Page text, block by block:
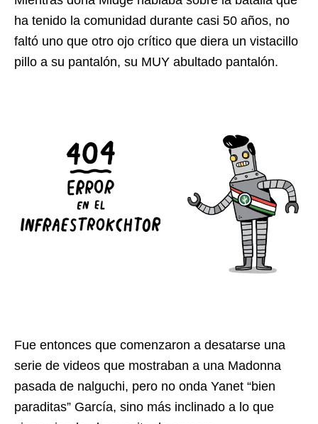
ha tenido la comunidad durante casi 50 años, no
faltó uno que otro ojo crítico que diera un vistacillo
pillo a su pantalón, su MUY abultado pantalón.
Fue entonces que comenzaron a desatarse una
serie de videos que mostraban a una Madonna
pasada de nalguchi, pero no onda Yanet “bien
paraditas” García, sino más inclinado a lo que